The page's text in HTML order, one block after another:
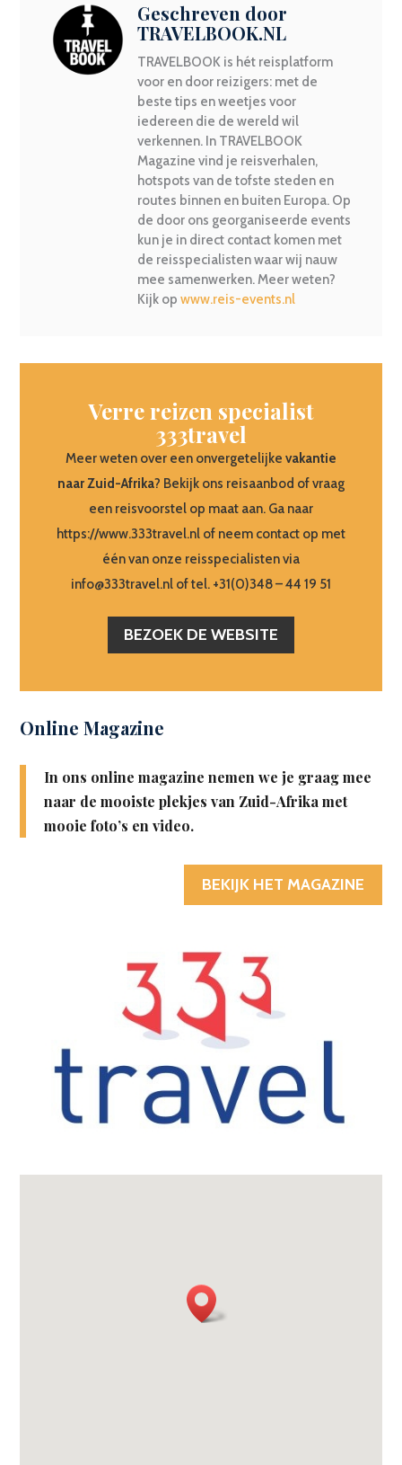
Geschreven door
TRAVELBOOK.NL
TRAVELBOOK is hét reisplatform
voor en door reizigers: met de
beste tips en weetjes voor
iedereen die de wereld wil
verkennen. In TRAVELBOOK
Magazine vind je reisverhalen,
hotspots van de tofste steden en
routes binnen en buiten Europa. Op
de door ons georganiseerde events
kun je in direct contact komen met
de reisspecialisten waar wij nauw
mee samenwerken. Meer weten?
Kijk op www.reis-events.nl
Verre reizen specialist
333travel
Meer weten over een onvergetelijke vakantie
naar Zuid-Afrika? Bekijk ons reisaanbod of vraag
een reisvoorstel op maat aan. Ga naar
https://www.333travel.nl of neem contact op met
één van onze reisspecialisten via
info@333travel.nl of tel. +31(0)348 – 44 19 51
BEZOEK DE WEBSITE
Online Magazine
In ons online magazine nemen we je graag mee
naar de mooiste plekjes van Zuid-Afrika met
mooie foto’s en video.
BEKIJK HET MAGAZINE